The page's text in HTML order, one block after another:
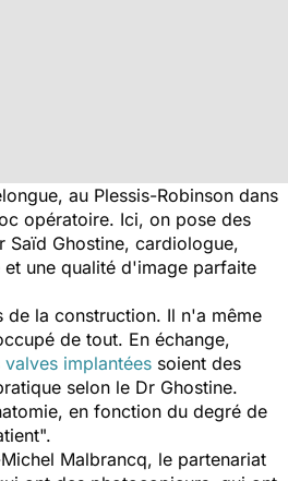
au Plessis-Robinson dans
opératoire. Ici, on pose des
Saïd Ghostine, cardiologue,
une qualité d'image parfaite
la construction. Il n'a même
de tout. En échange,
implantées soient des
selon le Dr Ghostine.
en fonction du degré de
".
Malbrancq, le partenariat